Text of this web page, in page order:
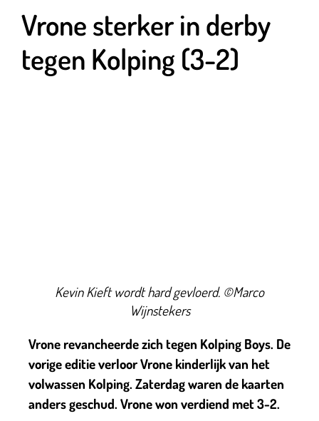
Vrone sterker in derby
tegen Kolping (3-2)
Kevin Kieft wordt hard gevloerd. ©Marco
Wijnstekers
Vrone revancheerde zich tegen Kolping Boys. De
vorige editie verloor Vrone kinderlijk van het
volwassen Kolping. Zaterdag waren de kaarten
anders geschud. Vrone won verdiend met 3-2.